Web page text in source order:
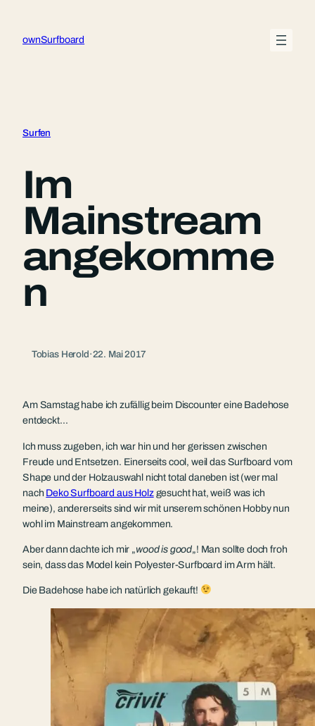
springen
ownSurfboard
Surfen
Im
Mainstream
angekomme
n
Tobias Herold·22. Mai 2017
Am Samstag habe ich zufällig beim Discounter eine Badehose
entdeckt…
Ich muss zugeben, ich war hin und her gerissen zwischen
Freude und Entsetzen. Einerseits cool, weil das Surfboard vom
Shape und der Holzauswahl nicht total daneben ist (wer mal
nach Deko Surfboard aus Holzgesucht hat, weiß was ich
meine), andererseits sind wir mit unserem schönen Hobby nun
wohl im Mainstream angekommen.
Aber dann dachte ich mir „wood is good„! Man sollte doch froh
sein, dass das Model kein Polyester-Surfboard im Arm hält.
Die Badehose habe ich natürlich gekauft!